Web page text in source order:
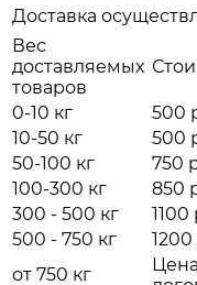
Доставка
Вес
доставляемых
товаров
0-10 кг
500
10-50 кг
500
50-100 кг
750
100-300 кг
850
300 - 500 кг
1100
500 - 750 кг
от 750 кг
Цена